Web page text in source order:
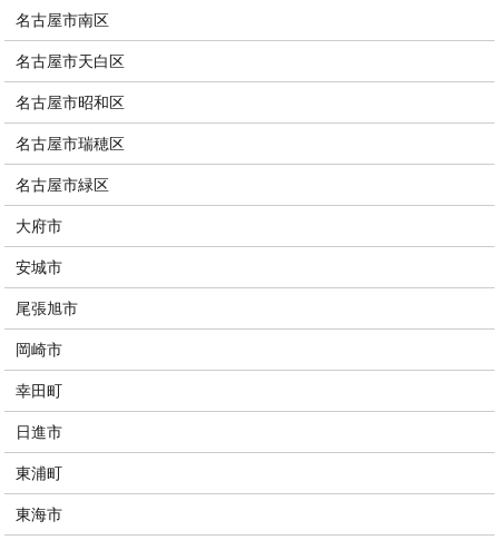
名古屋市南区
名古屋市天白区
名古屋市昭和区
名古屋市瑞穂区
名古屋市緑区
大府市
安城市
尾張旭市
岡崎市
幸田町
日進市
東浦町
東海市